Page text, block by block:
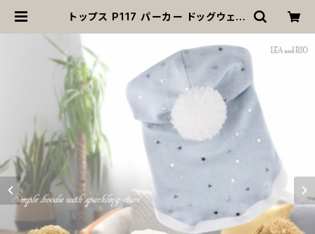
トップス P117 パーカー ドッグウェア
服 猫服 犬の服 猫の服 かわいい シン
プル ルーム カジュアル デイリー 灰色
グレー 小型犬 パステル 返品交換不
可 | MOANA